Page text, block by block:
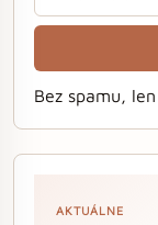
Bez spamu,
AKTUÁLNE